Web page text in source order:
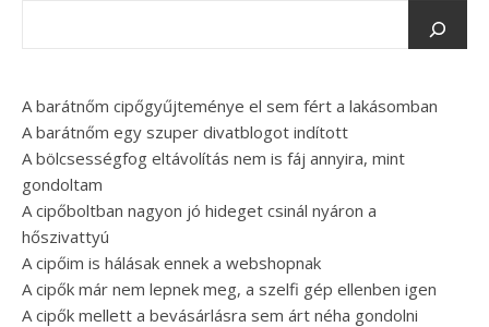
A barátnőm cipőgyűjteménye el sem fért a lakásomban
A barátnőm egy szuper divatblogot indított
A bölcsességfog eltávolítás nem is fáj annyira, mint
gondoltam
A cipőboltban nagyon jó hideget csinál nyáron a
hőszivattyú
A cipőim is hálásak ennek a webshopnak
A cipők már nem lepnek meg, a szelfi gép ellenben igen
A cipők mellett a bevásárlásra sem árt néha gondolni